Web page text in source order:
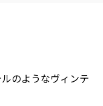
のようなヴィンテ